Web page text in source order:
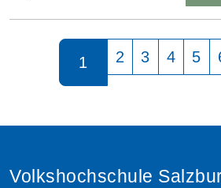
Seite 1 von 7
1 2 3 4 5
Volkshochschule